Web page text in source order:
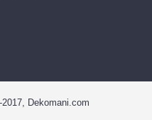
Dekomani.com